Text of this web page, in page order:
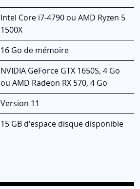
Intel Core i7-4790 ou AMD Ryzen 5
1500X
16 Go de mémoire
NVIDIA GeForce GTX 1650S, 4 Go
ou AMD Radeon RX 570, 4 Go
Version 11
15 GB d'espace disque disponible